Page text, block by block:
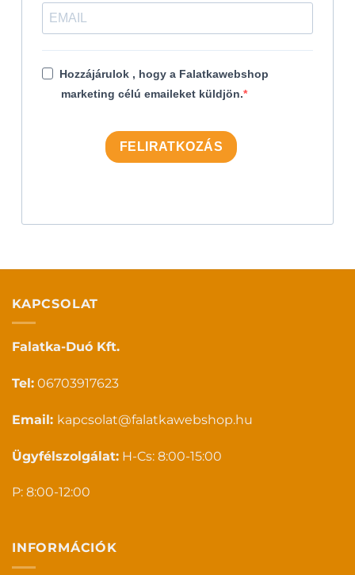
Hozzájárulok , hogy a Falatkawebshop
marketing célú emaileket küldjön.
FELIRATKOZÁS
KAPCSOLAT
Falatka-Duó Kft.
Tel: 06703917623
Email: kapcsolat@falatkawebshop.hu
Ügyfélszolgálat: H-Cs: 8:00-15:00
P: 8:00-12:00
INFORMÁCIÓK